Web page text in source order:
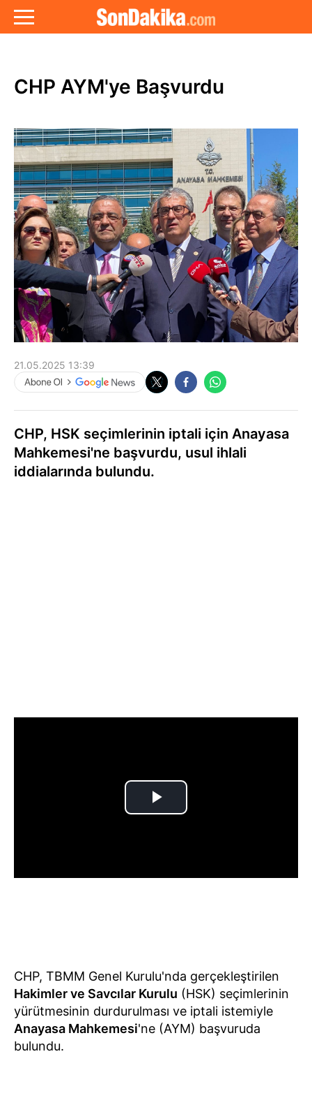
CHP AYM'ye Başvurdu
21.05.2025 13:39
CHP, HSK seçimlerinin iptali için Anayasa
Mahkemesi'ne başvurdu, usul ihlali
iddialarında bulundu.
CHP, TBMM Genel Kurulu'nda gerçekleştirilen
Hakimler ve Savcılar Kurulu (HSK) seçimlerinin
yürütmesinin durdurulması ve iptali istemiyle
Anayasa Mahkemesi'ne (AYM) başvuruda
bulundu.